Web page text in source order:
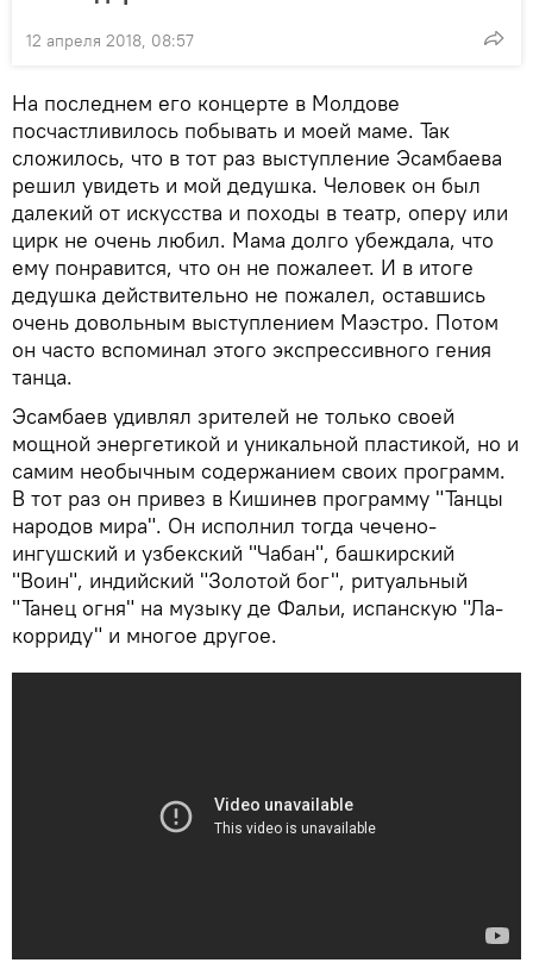
12 апреля 2018, 08:57
На последнем его концерте в Молдове
посчастливилось побывать и моей маме. Так
сложилось, что в тот раз выступление Эсамбаева
решил увидеть и мой дедушка. Человек он был
далекий от искусства и походы в театр, оперу или
цирк не очень любил. Мама долго убеждала, что
ему понравится, что он не пожалеет. И в итоге
дедушка действительно не пожалел, оставшись
очень довольным выступлением Маэстро. Потом
он часто вспоминал этого экспрессивного гения
танца.
Эсамбаев удивлял зрителей не только своей
мощной энергетикой и уникальной пластикой, но и
самим необычным содержанием своих программ.
В тот раз он привез в Кишинев программу "Танцы
народов мира". Он исполнил тогда чечено-
ингушский и узбекский "Чабан", башкирский
"Воин", индийский "Золотой бог", ритуальный
"Танец огня" на музыку де Фальи, испанскую "Ла-
корриду" и многое другое.